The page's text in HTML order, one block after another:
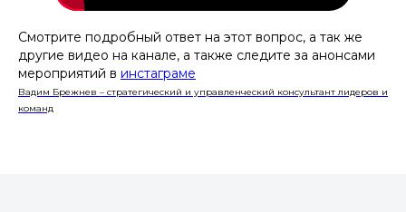
Смотрите подробный ответ на этот вопрос, а так же
другие видео на канале, а также следите за анонсами
мероприятий в инстаграме
Вадим Брежнев – стратегический и управленческий консультант лидеров и
команд